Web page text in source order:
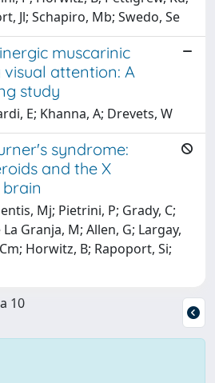
Jl; Schapiro, Mb; Swedo, Se
muscarinic
attention: A
study
E; Khanna, A; Drevets, W
syndrome:
and the X
Mj; Pietrini, P; Grady, C;
La Granja, M; Allen, G; Largay,
Horwitz, B; Rapoport, Si;
10